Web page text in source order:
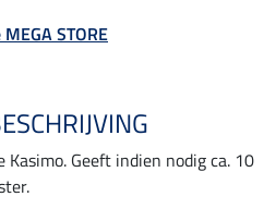
STORE
Geeft indien nodig ca. 10